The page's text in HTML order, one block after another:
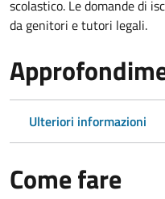
scolastico. Le domande di
da genitori e tutori legali.
Ulteriori informazioni
Come fare